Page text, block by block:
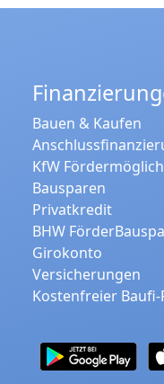
Bauen & Kaufen
KfW
Bausparen
Privatkredit
BHW
Girokonto
Versicherungen
Kostenfreier Baufi-